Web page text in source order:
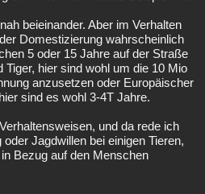
beieinander. Aber im Verhalten
Domestizierung wahrscheinlich
5 oder 15 Jahre auf der Straße
hier sind wohl um die 10 Mio
anzusetzen oder Europäischer
sind es wohl 3-4T Jahre.
und da rede ich
Jagdwillen bei einigen Tieren,
Bezug auf den Menschen